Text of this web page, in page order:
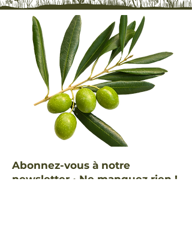
Abonnez-vous à notre
newsletter • Ne manquez rien !